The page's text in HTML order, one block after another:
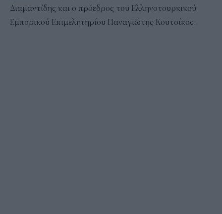
Διαμαντίδης και ο πρόεδρος του Ελληνοτουρκικού
Εμπορικού Επιμελητηρίου Παναγιώτης Κουτσίκος.